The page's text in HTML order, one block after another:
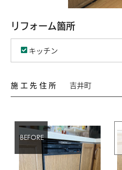
リフォーム箇所
キッチン
施工先住所 吉井町